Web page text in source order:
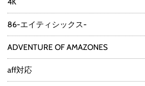
4K
86-エイティシックス-
ADVENTURE OF AMAZONES
aff対応